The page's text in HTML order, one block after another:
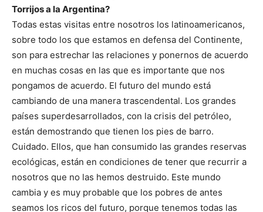
Torrijos a la Argentina?
Todas estas visitas entre nosotros los latinoamericanos,
sobre todo los que estamos en defensa del Continente,
son para estrechar las relaciones y ponernos de acuerdo
en muchas cosas en las que es importante que nos
pongamos de acuerdo. El futuro del mundo está
cambiando de una manera trascendental. Los grandes
países superdesarrollados, con la crisis del petróleo,
están demostrando que tienen los pies de barro.
Cuidado. Ellos, que han consumido las grandes reservas
ecológicas, están en condiciones de tener que recurrir a
nosotros que no las hemos destruido. Este mundo
cambia y es muy probable que los pobres de antes
seamos los ricos del futuro, porque tenemos todas las